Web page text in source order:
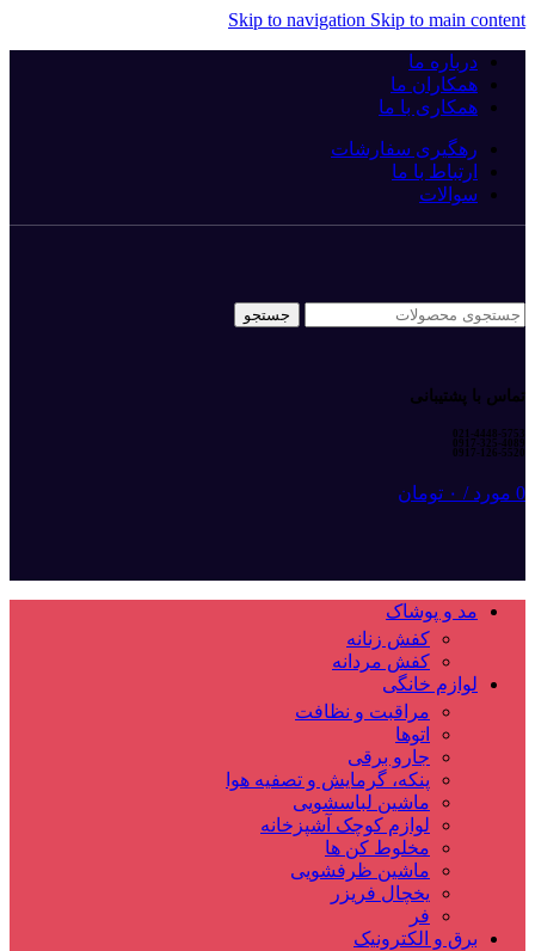
Skip to navigation Skip to main content
درباره ما
همکاران ما
همکاری با ما
رهگیری سفارشات
ارتباط با ما
سوالات
جستجو
تماس با پشتیبانی
021-4448-5753
0917-325-4089
0917-126-5520
0 مورد / ۰ تومان
مد و پوشاک
کفش زنانه
کفش مردانه
لوازم خانگی
مراقبت و نظافت
اتوها
جارو برقی
پنکه، گرمایش و تصفیه هوا
ماشین لباسشویی
لوازم کوچک آشپزخانه
مخلوط کن ها
ماشین ظرفشویی
یخچال فریزر
فر
برق و الکترونیک